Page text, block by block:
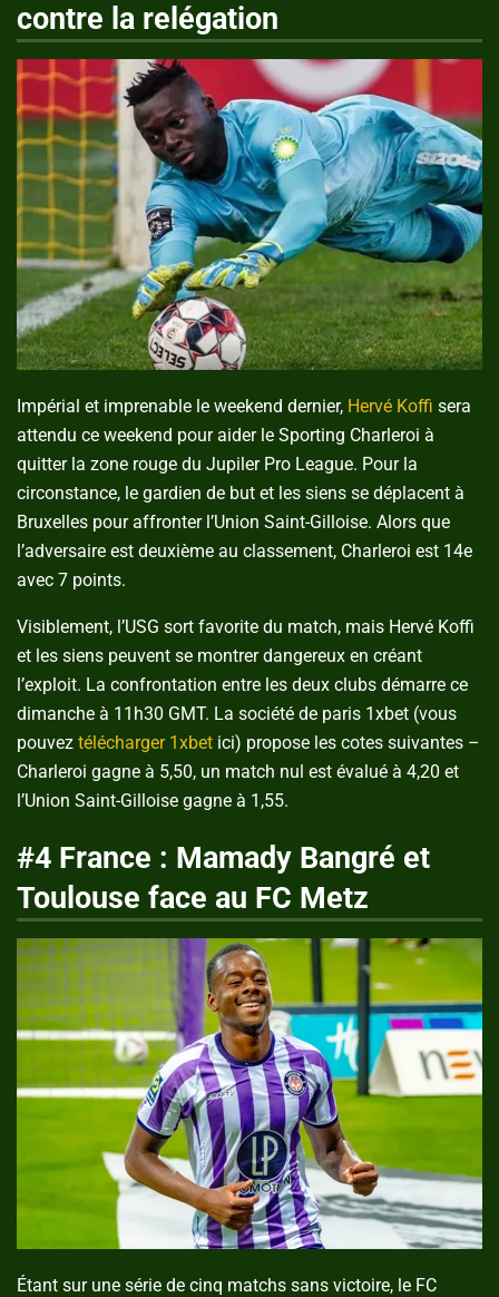
contre la relégation
Impérial et imprenable le weekend dernier, Hervé Koffi sera
attendu ce weekend pour aider le Sporting Charleroi à
quitter la zone rouge du Jupiler Pro League. Pour la
circonstance, le gardien de but et les siens se déplacent à
Bruxelles pour affronter l’Union Saint-Gilloise. Alors que
l’adversaire est deuxième au classement, Charleroi est 14e
avec 7 points.
Visiblement, l’USG sort favorite du match, mais Hervé Koffi
et les siens peuvent se montrer dangereux en créant
l’exploit. La confrontation entre les deux clubs démarre ce
dimanche à 11h30 GMT. La société de paris 1xbet (vous
pouvez télécharger 1xbet ici) propose les cotes suivantes –
Charleroi gagne à 5,50, un match nul est évalué à 4,20 et
l’Union Saint-Gilloise gagne à 1,55.
#4 France : Mamady Bangré et
Toulouse face au FC Metz
Étant sur une série de cinq matchs sans victoire, le FC